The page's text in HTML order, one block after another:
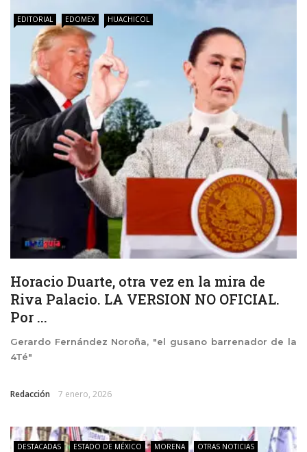
EDITORIAL EDOMEX HUACHICOL
Horacio Duarte, otra vez en la mira de
Riva Palacio. LA VERSION NO OFICIAL.
Por ...
Gerardo Fernández Noroña, "el gusano barrenador de la
4Té"
Redacción 7 enero, 2026
DESTACADAS ESTADO DE MÉXICO MORENA OTRAS NOTICIAS